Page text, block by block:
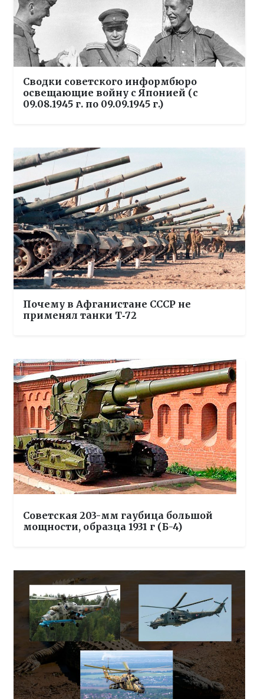
Сводки советского информбюро
освещающие войну с Японией (с
09.08.1945 г. по 09.09.1945 г.)
Почему в Афганистане СССР не
применял танки Т‑72
Советская 203-мм гаубица большой
мощности, образца 1931 г (Б-4)